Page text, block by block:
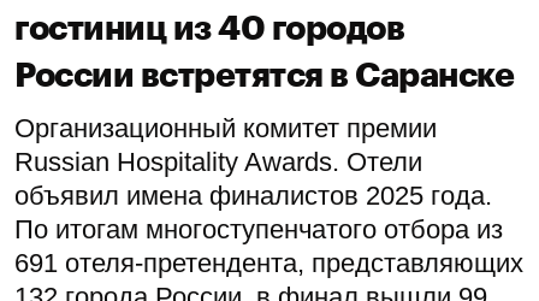
гостиниц из 40 городов
России встретятся в Саранске
Организационный комитет премии
Russian Hospitality Awards. Отели
объявил имена финалистов 2025 года.
По итогам многоступенчатого отбора из
691 отеля-претендента, представляющих